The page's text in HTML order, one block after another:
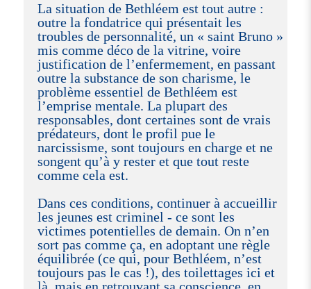
La situation de Bethléem est tout autre :
outre la fondatrice qui présentait les
troubles de personnalité, un « saint Bruno »
mis comme déco de la vitrine, voire
justification de l’enfermement, en passant
outre la substance de son charisme, le
problème essentiel de Bethléem est
l’emprise mentale. La plupart des
responsables, dont certaines sont de vrais
prédateurs, dont le profil pue le
narcissisme, sont toujours en charge et ne
songent qu’à y rester et que tout reste
comme cela est.
Dans ces conditions, continuer à accueillir
les jeunes est criminel - ce sont les
victimes potentielles de demain. On n’en
sort pas comme ça, en adoptant une règle
équilibrée (ce qui, pour Bethléem, n’est
toujours pas le cas !), des toilettages ici et